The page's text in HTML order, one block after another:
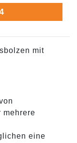
mit
mehrere
eine